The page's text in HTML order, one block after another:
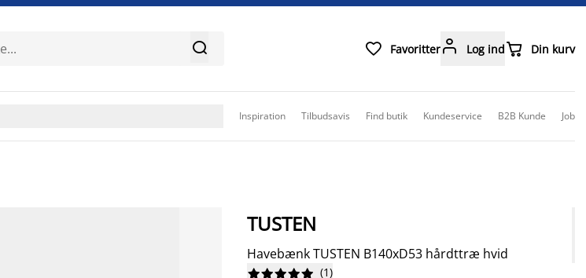
  Favoritter Log ind Din kurv
Inspiration Tilbudsavis Find butik Kundeservice B2B Kunde Job
TUSTEN
Havebænk TUSTEN B140xD53 hårdttræ hvid





 (1)